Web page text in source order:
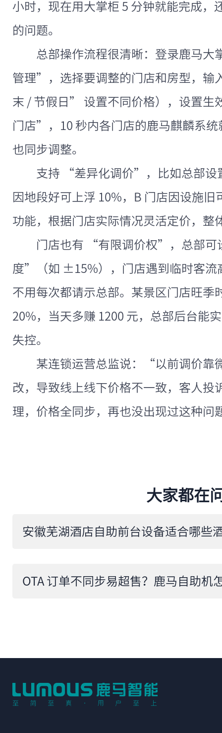
小时，现在用大掌柜 5 分钟就能完成
的问题。
总部操作流程很清晰：登录鹿马
管理”，选择要调整的门店和房型，输
末 / 节假日” 设置不同价格），设置生
门店”，10 秒内各门店的鹿马麒麟系统
也同步调整。
支持 “差异化调价”，比如总部
因地段好可上浮 10%，B 门店因设施旧
功能，根据门店实际情况灵活定价，整
门店也有 “有限调价权”，总部可
度”（如 ±15%），门店遇到临时客流
不用每次都请示总部。某景区门店旺季
20%，当天多赚 1200 元，总部后台能
失控。
某连锁运营总监说：“以前调价靠
改，导致线上线下价格不一致，客人投
理，价格全同步，再也没出现过这种问
大家都在
安徽芜湖酒店自助前台设备适合哪些
OTA 订单不同步易超售？鹿马自助机